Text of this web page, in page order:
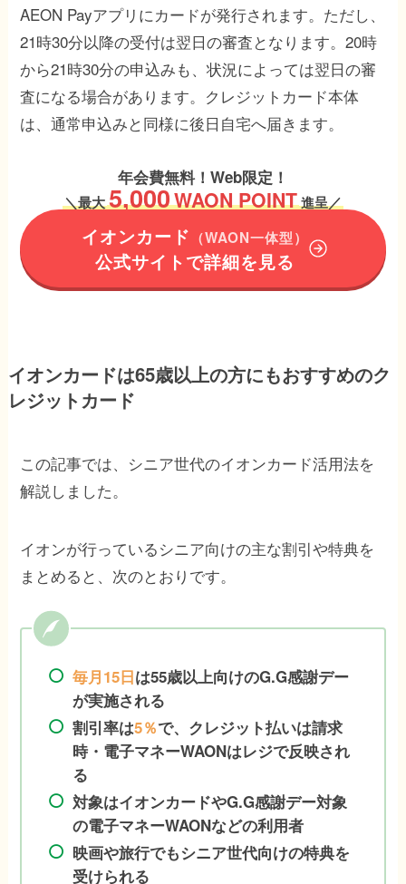
AEON Payアプリにカードが発行されます。ただし、
21時30分以降の受付は翌日の審査となります。20時
から21時30分の申込みも、状況によっては翌日の審
査になる場合があります。クレジットカード本体
は、通常申込みと同様に後日自宅へ届きます。
年会費無料！Web限定！
＼最大5,000WAON POINT進呈／
イオンカード （WAON一体型）
公式サイトで詳細を見る
イオンカードは65歳以上の方にもおすすめのク
レジットカード
この記事では、シニア世代のイオンカード活用法を
解説しました。
イオンが行っているシニア向けの主な割引や特典を
まとめると、次のとおりです。
毎月15日は55歳以上向けのG.G感謝デー
が実施される
割引率は5％で、クレジット払いは請求
時・電子マネーWAONはレジで反映され
る
対象はイオンカードやG.G感謝デー対象
の電子マネーWAONなどの利用者
映画や旅行でもシニア世代向けの特典を
受けられる